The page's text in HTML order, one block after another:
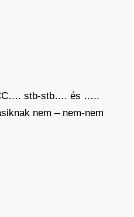
stb-stb…. és …..
nem – nem-nem